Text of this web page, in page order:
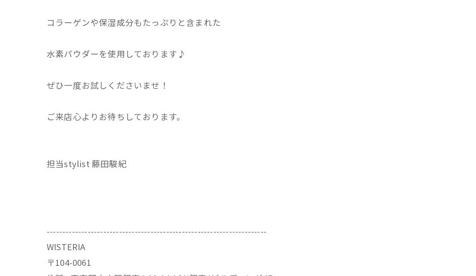
コラーゲンや保湿成分もたっぷりと含まれた
水素パウダーを使用しております♪
ぜひ一度お試しくださいませ！
ご来店心よりお待ちしております。
担当stylist 藤田駿紀
----------------------------------------------------------------------
WISTERIA
〒104-0061